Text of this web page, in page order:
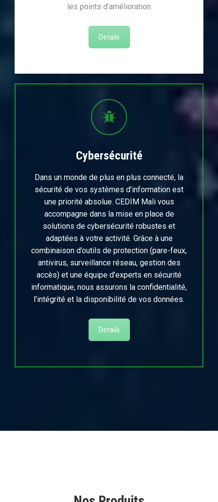
les points d’amélioration
Details
Cybersécurité
Dans un monde de plus en plus connecté, la
sécurité de vos systèmes d’information est
une priorité absolue. CEDIM Mali vous
accompagne dans la mise en place de
solutions de cybersécurité robustes et
adaptées à votre activité. Grâce à une
combinaison d’outils de protection (pare-feux,
antivirus, surveillance réseau, gestion des
accès) et une équipe d’experts en sécurité
informatique, nous assurons la confidentialité,
l’intégrité et la disponibilité de vos données.
Details